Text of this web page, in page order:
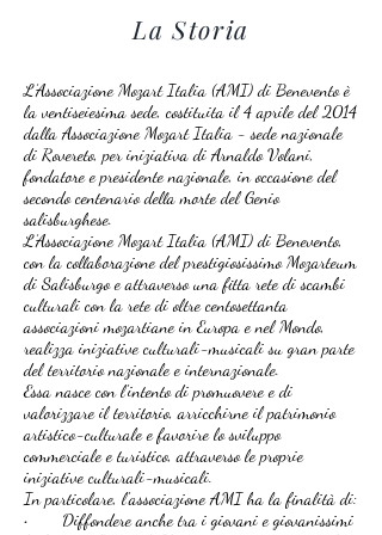
La Storia
L’Associazione Mozart Italia (AMI) di Benevento è
la ventiseiesima sede, costituita il 4 aprile del 2014
dalla Associazione Mozart Italia - sede nazionale
di Rovereto, per iniziativa di Arnaldo Volani,
fondatore e presidente nazionale, in occasione del
secondo centenario della morte del Genio
salisburghese.
L’Associazione Mozart Italia (AMI) di Benevento,
con la collaborazione del prestigiosissimo Mozarteum
di Salisburgo e attraverso una fitta rete di scambi
culturali con la rete di oltre centosettanta
associazioni mozartiane in Europa e nel Mondo,
realizza iniziative culturali-musicali su gran parte
del territorio nazionale e internazionale.
Essa nasce con l'intento di promuovere e di
valorizzare il territorio, arricchirne il patrimonio
artistico-culturale e favorire lo sviluppo
commerciale e turistico, attraverso le proprie
iniziative culturali-musicali.
In particolare, l'associazione AMI ha la finalità di:
• Diffondere anche tra i giovani e giovanissimi